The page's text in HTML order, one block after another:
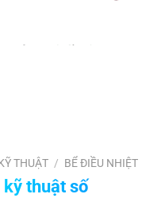
THUẬT / BỂ ĐIỀU NHIỆT
thuật số